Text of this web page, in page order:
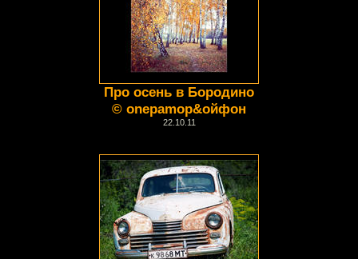
Про осень в Бородино
© onepamop&ойфон
22.10.11